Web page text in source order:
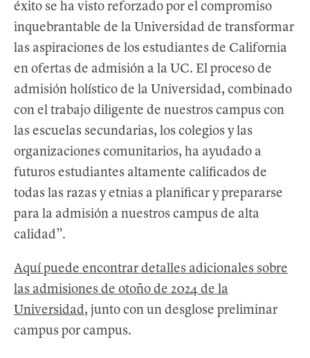
éxito se ha visto reforzado por el compromiso
inquebrantable de la Universidad de transformar
las aspiraciones de los estudiantes de California
en ofertas de admisión a la UC. El proceso de
admisión holístico de la Universidad, combinado
con el trabajo diligente de nuestros campus con
las escuelas secundarias, los colegios y las
organizaciones comunitarios, ha ayudado a
futuros estudiantes altamente calificados de
todas las razas y etnias a planificar y prepararse
para la admisión a nuestros campus de alta
calidad”.
Aquí puede encontrar detalles adicionales sobre
las admisiones de otoño de 2024 de la
Universidad, junto con un desglose preliminar
campus por campus.